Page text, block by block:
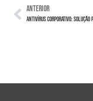
ANTERIOR